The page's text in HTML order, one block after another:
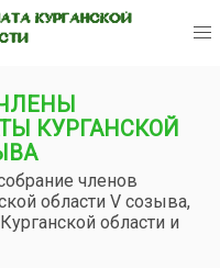
КУРГАНСКОЙ
КУРГАНСКОЙ
членов
области V созыва,
области и